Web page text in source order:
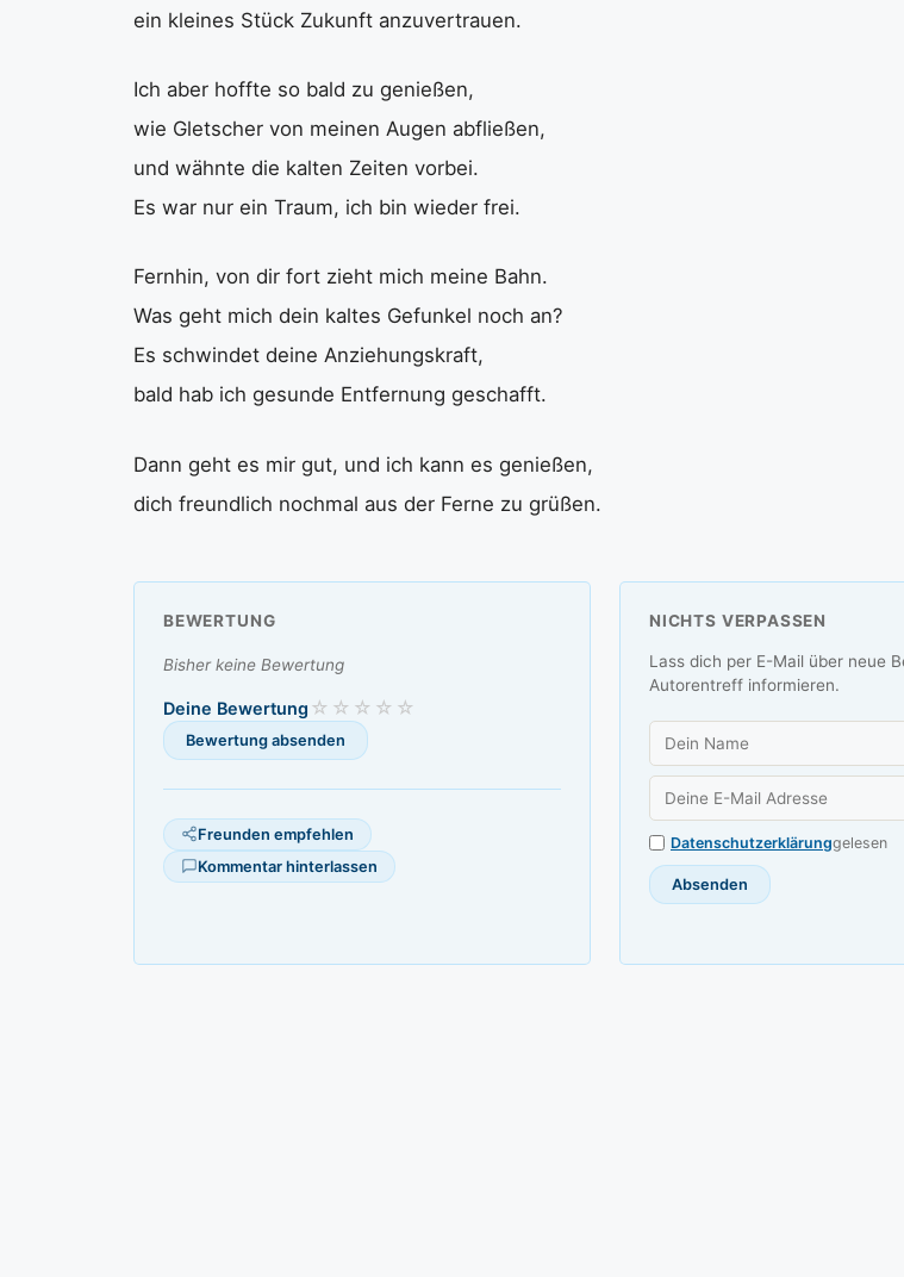
ein kleines Stück Zukunft anzuvertrauen.
Ich aber hoffte so bald zu genießen,
wie Gletscher von meinen Augen abfließen,
und wähnte die kalten Zeiten vorbei.
Es war nur ein Traum, ich bin wieder frei.
Fernhin, von dir fort zieht mich meine Bahn.
Was geht mich dein kaltes Gefunkel noch an?
Es schwindet deine Anziehungskraft,
bald hab ich gesunde Entfernung geschafft.
Dann geht es mir gut, und ich kann es genießen,
dich freundlich nochmal aus der Ferne zu grüßen.
BEWERTUNG
Bisher keine Bewertung
Deine Bewertung
Freunden empfehlen
Kommentar hinterlassen
NICHTS VERPASSEN
Lass dich per E-Mail über neue
Autorentreff informieren.
Datenschutzerklärunggelesen